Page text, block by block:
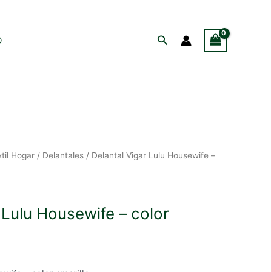
Buscar
Hogar / Delantales / Delantal Vigar Lulu Housewife –
Housewife – color